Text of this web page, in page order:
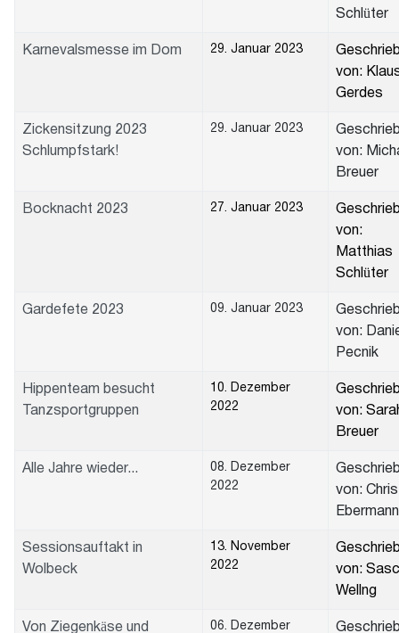
Schlüter
Karnevalsmesse im Dom 29. Januar 2023
von:
Gerdes
Zickensitzung 2023
Schlumpfstark!
29. Januar 2023
von:
Breuer
Bocknacht 2023 27. Januar 2023
von:
Matthias
Schlüter
Gardefete 2023 09. Januar 2023
von:
Pecnik
Hippenteam besucht
Tanzsportgruppen
10. Dezember
2022
von:
Breuer
Alle Jahre wieder...
08. Dezember
2022
von:
Ebermann
Sessionsauftakt in
Wolbeck
13. November
2022
von:
Wellng
Von Ziegenkäse und
06. Dezember